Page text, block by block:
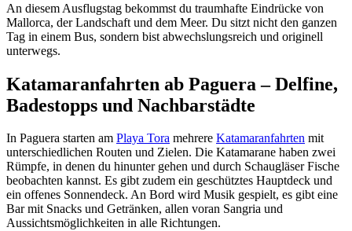
An diesem Ausflugstag bekommst du traumhafte Eindrücke von
Mallorca, der Landschaft und dem Meer. Du sitzt nicht den ganzen
Tag in einem Bus, sondern bist abwechslungsreich und originell
unterwegs.
Katamaranfahrten ab Paguera – Delfine,
Badestopps und Nachbarstädte
In Paguera starten am Playa Tora mehrere Katamaranfahrten mit
unterschiedlichen Routen und Zielen. Die Katamarane haben zwei
Rümpfe, in denen du hinunter gehen und durch Schaugläser Fische
beobachten kannst. Es gibt zudem ein geschütztes Hauptdeck und
ein offenes Sonnendeck. An Bord wird Musik gespielt, es gibt eine
Bar mit Snacks und Getränken, allen voran Sangria und
Aussichtsmöglichkeiten in alle Richtungen.